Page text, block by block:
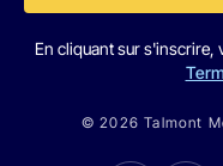
En cliquant sur s'inscrire,
© 2026 Talmont